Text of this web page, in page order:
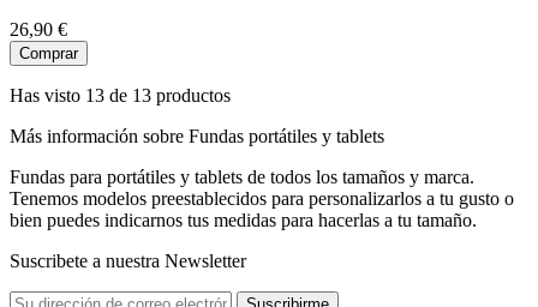
26,90 €
Comprar
Has visto 13 de 13 productos
Más información sobre Fundas portátiles y tablets
Fundas para portátiles y tablets de todos los tamaños y marca.
Tenemos modelos preestablecidos para personalizarlos a tu gusto o
bien puedes indicarnos tus medidas para hacerlas a tu tamaño.
Suscribete a nuestra Newsletter